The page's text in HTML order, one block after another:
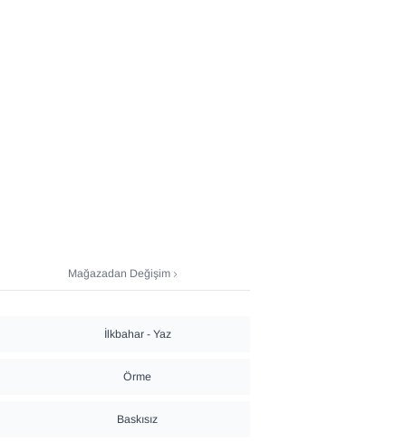
Mağazadan Değişim
İlkbahar - Yaz
Örme
Baskısız